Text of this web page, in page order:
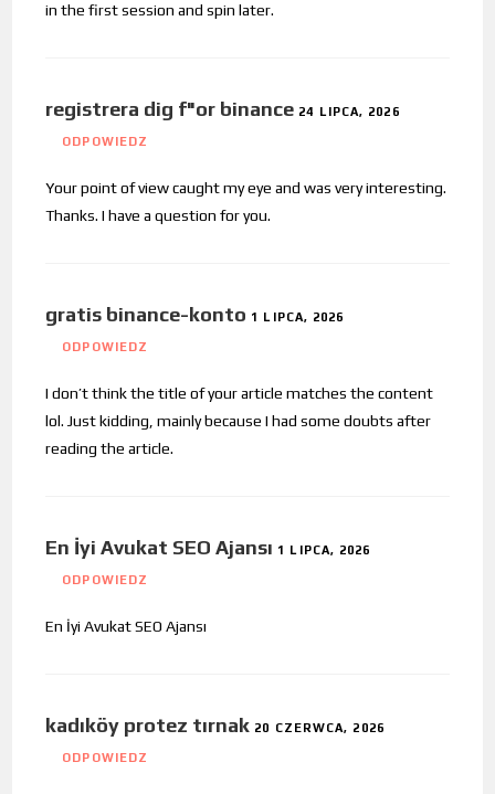
in the first session and spin later.
registrera dig f"or binance 24 LIPCA, 2026
ODPOWIEDZ
Your point of view caught my eye and was very interesting.
Thanks. I have a question for you.
gratis binance-konto 1 LIPCA, 2026
ODPOWIEDZ
I don’t think the title of your article matches the content
lol. Just kidding, mainly because I had some doubts after
reading the article.
En İyi Avukat SEO Ajansı 1 LIPCA, 2026
ODPOWIEDZ
En İyi Avukat SEO Ajansı
kadıköy protez tırnak 20 CZERWCA, 2026
ODPOWIEDZ